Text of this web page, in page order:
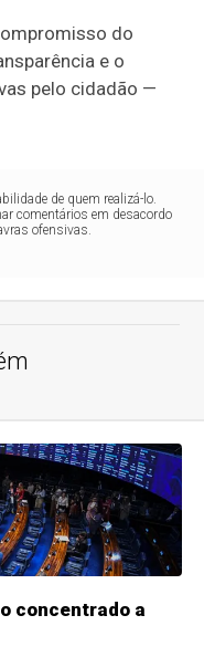
do
e o
pelo cidadão —
de quem realizá-lo.
comentários em desacordo
ofensivas.
concentrado a